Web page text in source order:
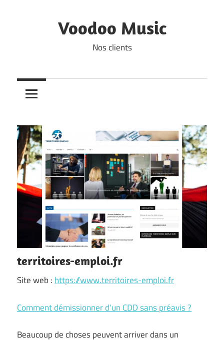
Voodoo Music
Nos clients
territoires-emploi.fr
Site web : https://www.territoires-emploi.fr
Comment démissionner d’un CDD sans préavis ?
Beaucoup de choses peuvent arriver dans un